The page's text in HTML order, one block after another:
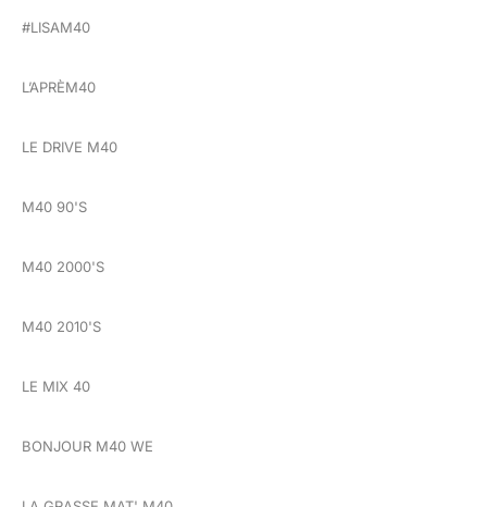
#LISAM40
L’APRÈM40
LE DRIVE M40
M40 90'S
M40 2000'S
M40 2010'S
LE MIX 40
BONJOUR M40 WE